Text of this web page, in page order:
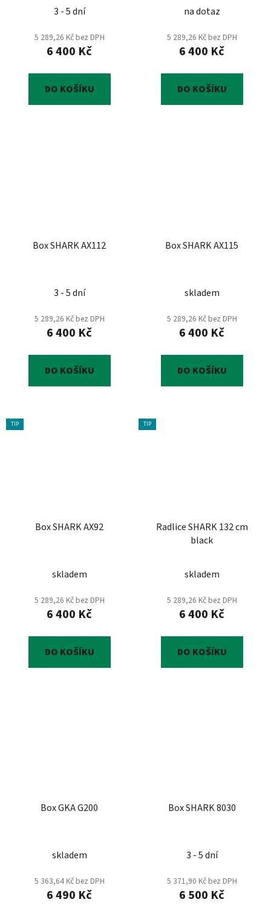
3 - 5 dní
5 289,26 Kč bez DPH
6 400 Kč
DO KOŠÍKU
na dotaz
5 289,26 Kč bez DPH
6 400 Kč
DO KOŠÍKU
Box SHARK AX112
3 - 5 dní
5 289,26 Kč bez DPH
6 400 Kč
DO KOŠÍKU
Box SHARK AX115
skladem
5 289,26 Kč bez DPH
6 400 Kč
DO KOŠÍKU
TIP
Box SHARK AX92
skladem
5 289,26 Kč bez DPH
6 400 Kč
DO KOŠÍKU
TIP
Radlice SHARK 132 cm
black
skladem
5 289,26 Kč bez DPH
6 400 Kč
DO KOŠÍKU
Box GKA G200
skladem
5 363,64 Kč bez DPH
6 490 Kč
Box SHARK 8030
3 - 5 dní
5 371,90 Kč bez DPH
6 500 Kč